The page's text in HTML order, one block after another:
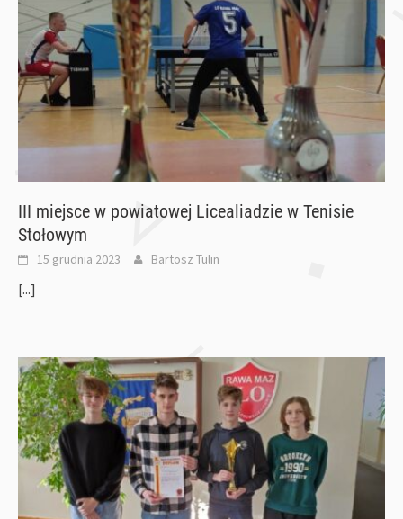
III miejsce w powiatowej Licealiadzie w Tenisie
Stołowym
15 grudnia 2023 Bartosz Tulin
[...]